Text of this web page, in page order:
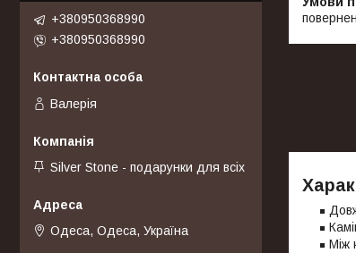
Між
+380950368990
+380950368990
Валерія
Silver Stone - подарунки для всіх
Одеса, Одеса, Україна